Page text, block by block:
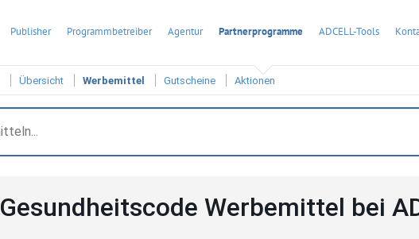
Publisher Programmbetreiber Agentur Partnerprogramme ADCELL-Tools
Übersicht Werbemittel Gutscheine Aktionen
Gesundheitscode Werbemittel bei